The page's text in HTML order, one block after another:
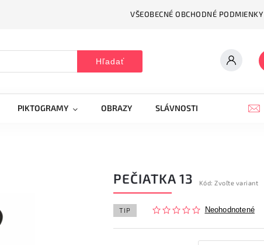
VŠEOBECNÉ OBCHODNÉ PODMIENKY
Hľadať
PIKTOGRAMY OBRAZY SLÁVNOSTI HODINY
PEČIATKA 13 Kód: Zvoľte variant
TIP Neohodnotené